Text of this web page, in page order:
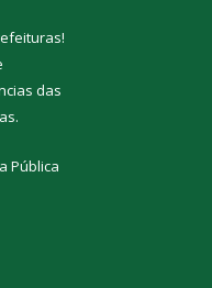
!
das
Pública